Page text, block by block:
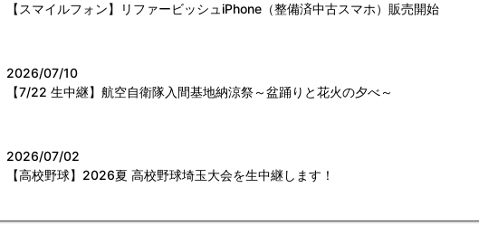
【スマイルフォン】リファービッシュiPhone（整備済中古スマホ）販売開始
2026/07/10
【7/22 生中継】航空自衛隊入間基地納涼祭～盆踊りと花火の夕べ～
2026/07/02
【高校野球】2026夏 高校野球埼玉大会を生中継します！